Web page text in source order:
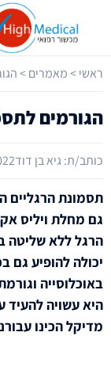
ראשי>מאמרים>
הגורמים
כותב/ת: גיא בן דוד
תסמונת הרגליים
גם מחלת ויליס
הרגל ללא שליטה
יכולה להופיע גם
באוכלוסייה
היא עשויה להעיד
מדיקל הכינו